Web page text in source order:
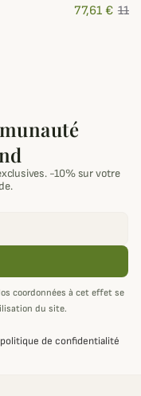
77,61 €
-10% sur votre
coordonnées à cet effet se
du site.
de confidentialité